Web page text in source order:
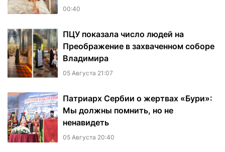
00:40
ПЦУ показала число людей на
Преображение в захваченном соборе
Владимира
05 Августа 21:07
Патриарх Сербии о жертвах «Бури»:
Мы должны помнить, но не
ненавидеть
05 Августа 20:40